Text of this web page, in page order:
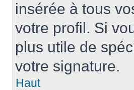
insérée à tous
votre profil. Si
plus utile de
votre signature.
Haut